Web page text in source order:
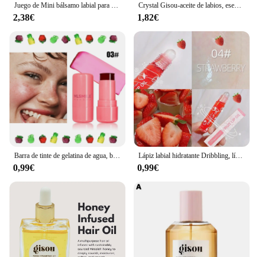
2,38€
Crystal Gisou-aceite de labios, esencia de miel de fruta, líquido de labios teñido Sexy y regordete, aceite hidratante resistente al agua, brillo de labios, cuidado de labios, 8ml/5g
1,82€
0,99€
Lápiz labial hidratante Dribbling, líquido hidratante, aceite de labios de karité de fruta
0,99€